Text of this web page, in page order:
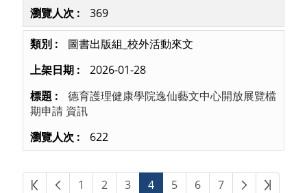
369
圖書出版組_校外活動來文
2026-01-28
德育護理健康學院逸仙藝文中心開放展覽檔
期申請 資訊
622
第一頁上一頁
1 2 3 4 5 6 7 下一頁最後頁